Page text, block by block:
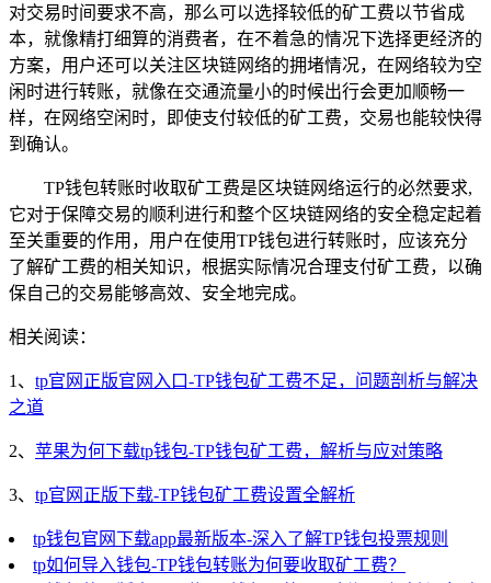
对交易时间要求不高，那么可以选择较低的矿工费以节省成
本，就像精打细算的消费者，在不着急的情况下选择更经济的
方案，用户还可以关注区块链网络的拥堵情况，在网络较为空
闲时进行转账，就像在交通流量小的时候出行会更加顺畅一
样，在网络空闲时，即使支付较低的矿工费，交易也能较快得
到确认。
TP钱包转账时收取矿工费是区块链网络运行的必然要求,
它对于保障交易的顺利进行和整个区块链网络的安全稳定起着
至关重要的作用，用户在使用TP钱包进行转账时，应该充分
了解矿工费的相关知识，根据实际情况合理支付矿工费，以确
保自己的交易能够高效、安全地完成。
相关阅读：
1、 tp官网正版官网入口-TP钱包矿工费不足，问题剖析与解决
之道
2、 苹果为何下载tp钱包-TP钱包矿工费，解析与应对策略
3、 tp官网正版下载-TP钱包矿工费设置全解析
tp钱包官网下载app最新版本-深入了解TP钱包投票规则
tp如何导入钱包-TP钱包转账为何要收取矿工费？